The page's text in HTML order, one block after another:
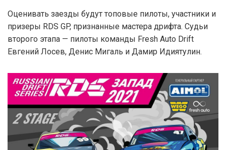
Оценивать заезды будут топовые пилоты, участники и
призеры RDS GP, признанные мастера дрифта. Судьи
второго этапа — пилоты команды Fresh Auto Drift
Евгений Лосев, Денис Мигаль и Дамир Идиятулин.